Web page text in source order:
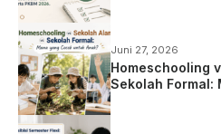
Juni 27, 2026
Homeschooling
Sekolah Formal: